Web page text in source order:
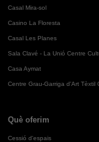
Casal Mira-sol
Casino La Floresta
Casal Les Planes
Sala Clavé - La Unió Centre
Casa Aymat
Centre Grau-Garriga d'Art Tèxtil
Què oferim
Cessió d'espais